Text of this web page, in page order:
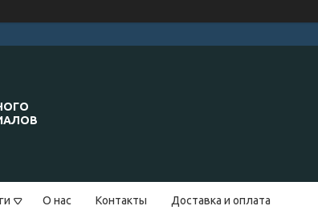
О нас Контакты Доставка и оплата